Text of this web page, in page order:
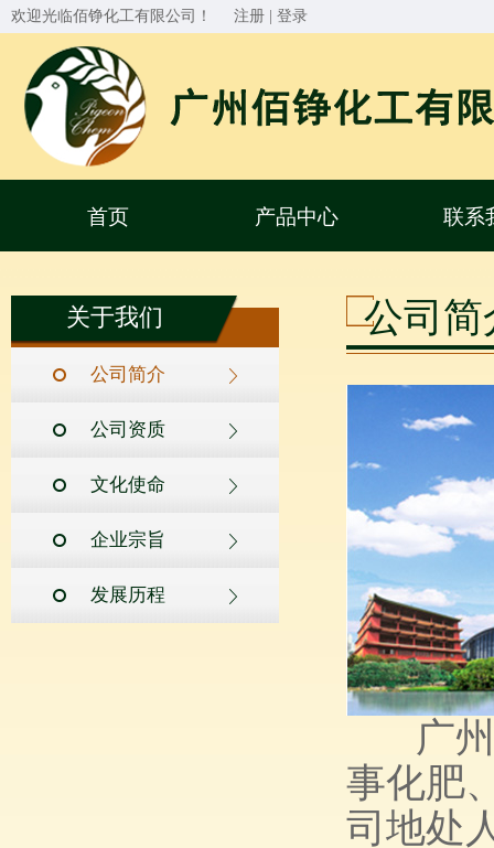
欢迎光临佰铮化工有限公司！ 注册 登录
首页 产品中心 联系
关于我们
公司简介
公司资质
文化使命
企业宗旨
发展历程
公司简
广
事化肥
司地处